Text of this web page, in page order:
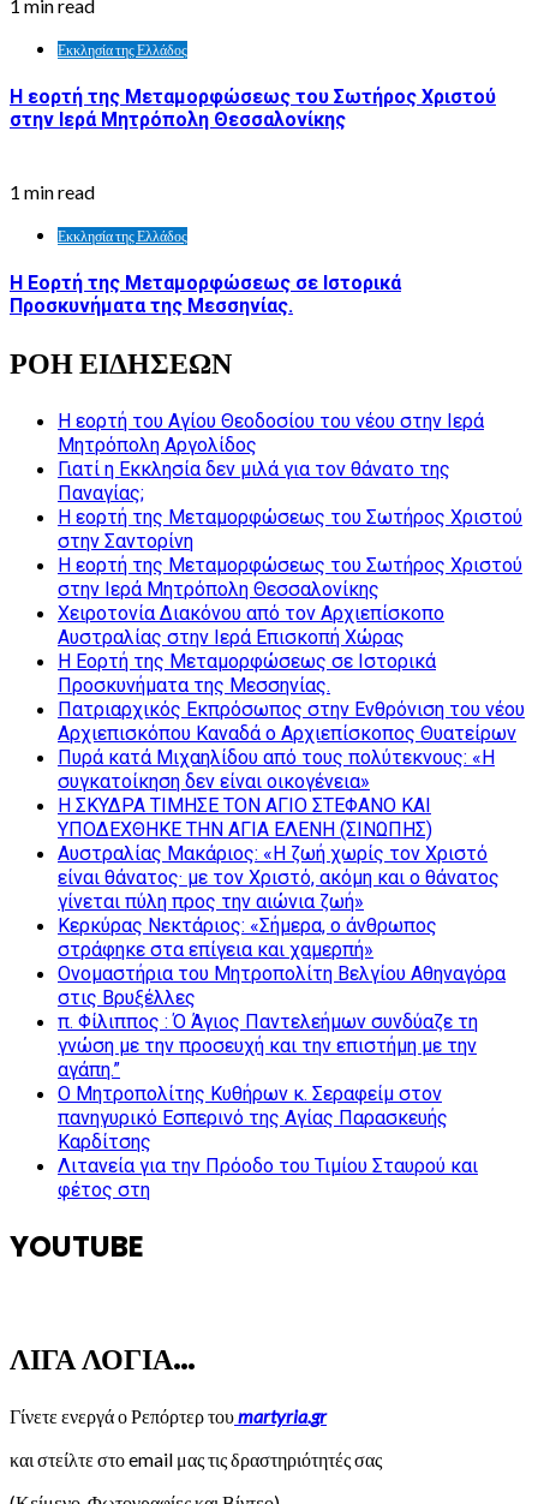
1 min read
Εκκλησία της Ελλάδος
Η εορτή της Μεταμορφώσεως του Σωτήρος Χριστού
στην Ιερά Μητρόπολη Θεσσαλονίκης
1 min read
Εκκλησία της Ελλάδος
Η Εορτή της Μεταμορφώσεως σε Ιστορικά
Προσκυνήματα της Μεσσηνίας.
ΡΟΗ ΕΙΔΗΣΕΩΝ
Η εορτή του Αγίου Θεοδοσίου του νέου στην Ιερά
Μητρόπολη Αργολίδος
Γιατί η Εκκλησία δεν μιλά για τον θάνατο της
Παναγίας;
Η εορτή της Μεταμορφώσεως του Σωτήρος Χριστού
στην Σαντορίνη
Η εορτή της Μεταμορφώσεως του Σωτήρος Χριστού
στην Ιερά Μητρόπολη Θεσσαλονίκης
Χειροτονία Διακόνου από τον Αρχιεπίσκοπο
Αυστραλίας στην Ιερά Επισκοπή Χώρας
Η Εορτή της Μεταμορφώσεως σε Ιστορικά
Προσκυνήματα της Μεσσηνίας.
Πατριαρχικός Εκπρόσωπος στην Ενθρόνιση του νέου
Αρχιεπισκόπου Καναδά ο Αρχιεπίσκοπος Θυατείρων
Πυρά κατά Μιχαηλίδου από τους πολύτεκνους: «Η
συγκατοίκηση δεν είναι οικογένεια»
Η ΣΚΥΔΡΑ ΤΙΜΗΣΕ ΤΟΝ ΑΓΙΟ ΣΤΕΦΑΝΟ ΚΑΙ
ΥΠΟΔΕΧΘΗΚΕ ΤΗΝ ΑΓΙΑ ΕΛΕΝΗ (ΣΙΝΩΠΗΣ)
Αυστραλίας Μακάριος: «Η ζωή χωρίς τον Χριστό
είναι θάνατος· με τον Χριστό, ακόμη και ο θάνατος
γίνεται πύλη προς την αιώνια ζωή»
Κερκύρας Νεκτάριος: «Σήμερα, ο άνθρωπος
στράφηκε στα επίγεια και χαμερπή»
Ονομαστήρια του Μητροπολίτη Βελγίου Αθηναγόρα
στις Βρυξέλλες
π. Φίλιππος : Ό Άγιος Παντελεήμων συνδύαζε τη
γνώση με την προσευχή και την επιστήμη με την
αγάπη.”
Ο Μητροπολίτης Κυθήρων κ. Σεραφείμ στον
πανηγυρικό Εσπερινό της Αγίας Παρασκευής
Καρδίτσης
Λιτανεία για την Πρόοδο του Τιμίου Σταυρού και
φέτος στη
YOUTUBE
ΛΙΓΑ ΛΟΓΙΑ…
Γίνετε ενεργά ο Ρεπόρτερ τουmartyria.gr
και στείλτε στο email μας τις δραστηριότητές σας